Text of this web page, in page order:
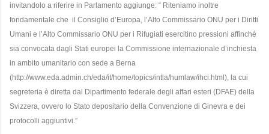
invitandolo a riferire in Parlamento aggiunge: “ Riteniamo inoltre
fondamentale che il Consiglio d’Europa, l’Alto Commissario ONU per i Diritti
Umani e l’Alto Commissario ONU per i Rifugiati esercitino pressioni affinché
sia convocata dagli Stati europei la Commissione internazionale d’inchiesta
in ambito umanitario con sede a Berna
(http://www.eda.admin.ch/eda/it/home/topics/intla/humlaw/ihci.html), la cui
segreteria è diretta dal Dipartimento federale degli affari esteri (DFAE) della
Svizzera, ovvero lo Stato depositario della Convenzione di Ginevra e dei
protocolli aggiuntivi.”